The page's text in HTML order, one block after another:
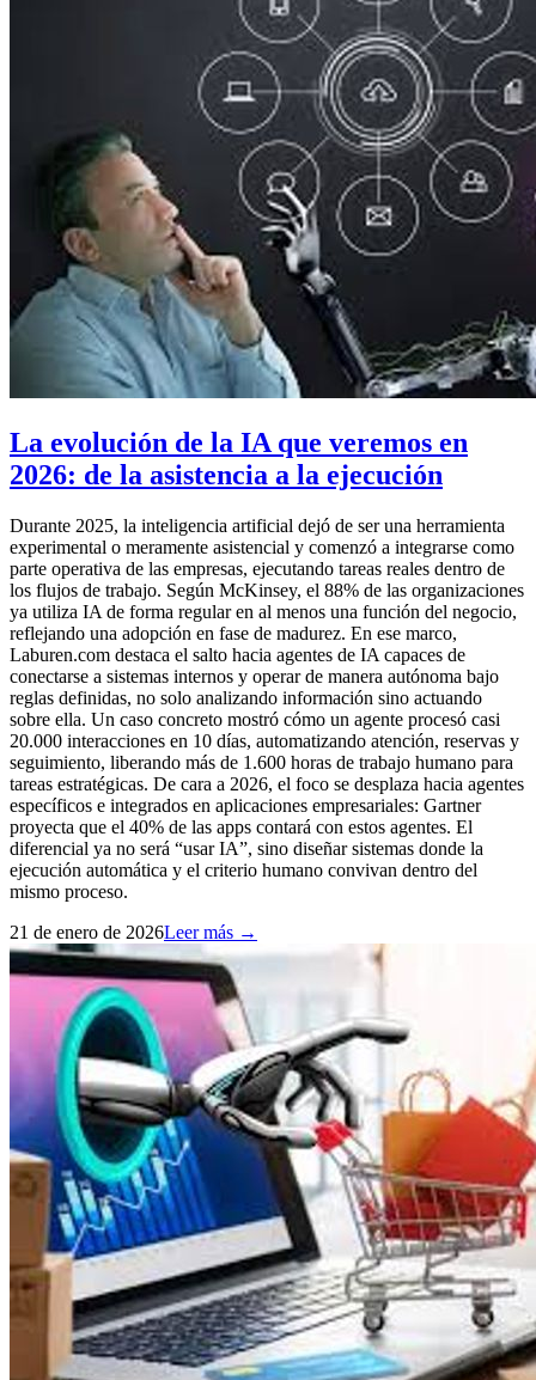
La evolución de la IA que veremos en
2026: de la asistencia a la ejecución
Durante 2025, la inteligencia artificial dejó de ser una herramienta
experimental o meramente asistencial y comenzó a integrarse como
parte operativa de las empresas, ejecutando tareas reales dentro de
los flujos de trabajo. Según McKinsey, el 88% de las organizaciones
ya utiliza IA de forma regular en al menos una función del negocio,
reflejando una adopción en fase de madurez. En ese marco,
Laburen.com destaca el salto hacia agentes de IA capaces de
conectarse a sistemas internos y operar de manera autónoma bajo
reglas definidas, no solo analizando información sino actuando
sobre ella. Un caso concreto mostró cómo un agente procesó casi
20.000 interacciones en 10 días, automatizando atención, reservas y
seguimiento, liberando más de 1.600 horas de trabajo humano para
tareas estratégicas. De cara a 2026, el foco se desplaza hacia agentes
específicos e integrados en aplicaciones empresariales: Gartner
proyecta que el 40% de las apps contará con estos agentes. El
diferencial ya no será “usar IA”, sino diseñar sistemas donde la
ejecución automática y el criterio humano convivan dentro del
mismo proceso.
21 de enero de 2026Leer más →